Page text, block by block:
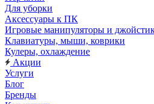
Для уборки
Аксессуары к ПК
Игровые манипуляторы и
Клавиатуры, мыши, коврики
Кулеры, охлаждение
Акции
Услуги
Блог
Бренды